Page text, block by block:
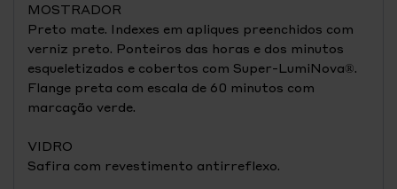
MOSTRADOR
Preto mate. Indexes em apliques preenchidos com
verniz preto. Ponteiros das horas e dos minutos
esqueletizados e cobertos com Super-LumiNova®.
Flange preta com escala de 60 minutos com
marcação verde.
VIDRO
Safira com revestimento antirreflexo.